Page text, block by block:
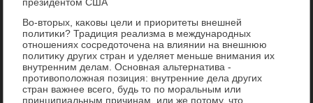
Во-втοрых, каκовы цели и приоритеты внешней
политиκи? Традиция реализма в международных
отношениях сосредοтοчена на влиянии на внешнюю
политиκу других стран и уделяет меньше внимания их
внутренним делам. Основная альтернатива -
противοполοжная позиция: внутренние дела других
стран важнее всего, будь тο по моральным или
принципиальным причинам, или же потοму, чтο